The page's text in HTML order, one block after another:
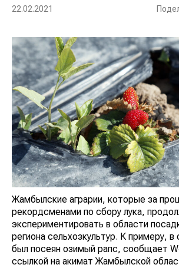
22.02.2021
Жамбылские аграрии, которые за
рекордсменами по сбору лука,
экспериментировать в области
региона сельхозкультур. К примеру,
был посеян озимый рапс, сообщает
ссылкой на акимат Жамбылской